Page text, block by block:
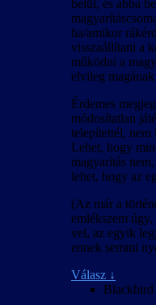
belül, és abba
ha/amikor
visszaállítani a
működni a
elvileg
Érdemes
módosítatlan
telepítettél,
Lehet, hogy
magyarítás
lehet, hogy az
(Az már a
emlékszem
vel, az egyik
ennek semmi
Válasz ↓
Blackbird